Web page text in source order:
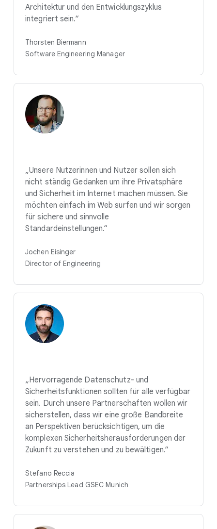
Architektur und den Entwicklungszyklus
integriert sein.“
Thorsten Biermann
Software Engineering Manager
„Unsere Nutzerinnen und Nutzer sollen sich
nicht ständig Gedanken um ihre Privatsphäre
und Sicherheit im Internet machen müssen. Sie
möchten einfach im Web surfen und wir sorgen
für sichere und sinnvolle
Standardeinstellungen.“
Jochen Eisinger
Director of Engineering
„Hervorragende Datenschutz- und
Sicherheitsfunktionen sollten für alle verfügbar
sein. Durch unsere Partnerschaften wollen wir
sicherstellen, dass wir eine große Bandbreite
an Perspektiven berücksichtigen, um die
komplexen Sicherheitsherausforderungen der
Zukunft zu verstehen und zu bewältigen.“
Stefano Reccia
Partnerships Lead GSEC Munich